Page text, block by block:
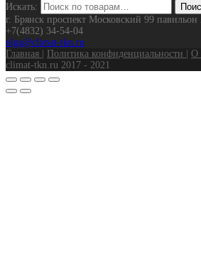
Искать:
г. Брянск проспект Московский 99
+7(4832) 34-54-04
olga@climat-tkn.ru
Главная
Политика конфиденциальности
О
climat-tkn.ru 2017 - 2021